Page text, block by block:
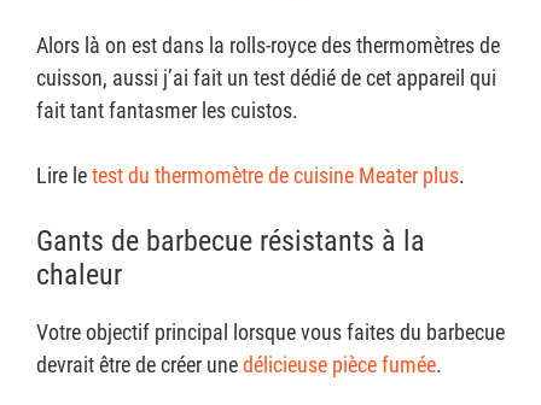
Alors là on est dans la rolls-royce des thermomètres de
cuisson, aussi j’ai fait un test dédié de cet appareil qui
fait tant fantasmer les cuistos.
Lire letest du thermomètre de cuisine Meater plus.
Gants de barbecue résistants à la
chaleur
Votre objectif principal lorsque vous faites du barbecue
devrait être de créer unedélicieuse pièce fumée.